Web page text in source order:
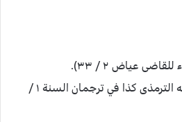
[2] (اخرجه الاربعة و صصحه الترمذى كذا في ترجمان السنة ١ /